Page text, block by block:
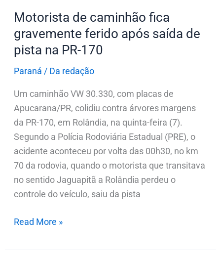
Motorista de caminhão fica
gravemente ferido após saída de
pista na PR-170
Paraná / Da redação
Um caminhão VW 30.330, com placas de
Apucarana/PR, colidiu contra árvores margens
da PR-170, em Rolândia, na quinta-feira (7).
Segundo a Polícia Rodoviária Estadual (PRE), o
acidente aconteceu por volta das 00h30, no km
70 da rodovia, quando o motorista que transitava
no sentido Jaguapitã a Rolândia perdeu o
controle do veículo, saiu da pista
pista
na
PR-
170
Read More »